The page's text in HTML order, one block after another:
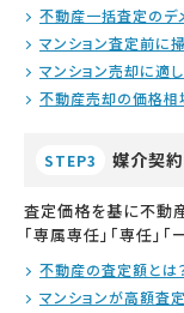
不動産一括査定のデ
マンション査定前に
マンション売却に適
不動産売却の価格相
STEP3 媒介契
査定価格を基に不動
「専属専任」「専任」
不動産の査定額とは
マンションが高額査